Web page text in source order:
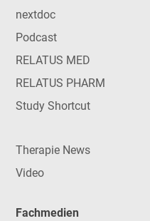
nextdoc
Podcast
RELATUS MED
RELATUS PHARM
Study Shortcut
Therapie News
Video
Fachmedien